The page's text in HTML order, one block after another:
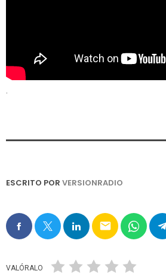
.
ESCRITO POR VERSIONRADIO
email
VALÓRALO